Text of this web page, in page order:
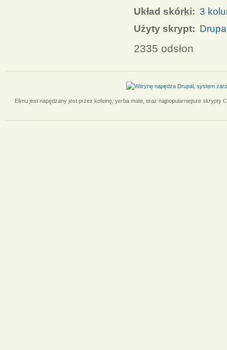
Układ skórki: 3
Użyty skrypt:
2335 odsłon
Elimu jest napędzany jest przez kofeinę, yerba mate, oraz najpopularniejsze skrypty